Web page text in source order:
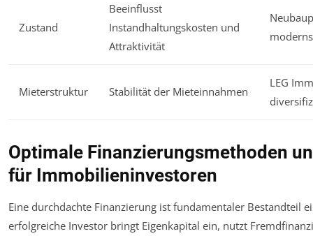
Zustand
Beeinflusst
Instandhaltungskosten und
Attraktivität
Mieterstruktur Stabilität der Mieteinnahmen
LEG
Optimale Finanzierungsmethoden
für Immobilieninvestoren
Eine durchdachte Finanzierung ist fundamentaler Bestandteil
erfolgreiche Investor bringt Eigenkapital ein, nutzt